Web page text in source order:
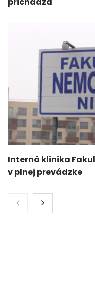
Interná klinika
v plnej prevádzke